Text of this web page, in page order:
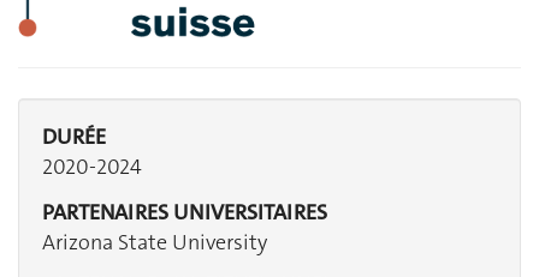
DURÉE
2020-2024
PARTENAIRES UNIVERSITAIRES
Arizona State University